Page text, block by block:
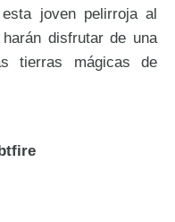
joven pelirroja al
disfrutar de una
tierras mágicas de